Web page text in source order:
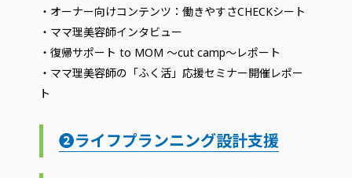
・オーナー向けコンテンツ：働きやすさCHECKシート
・ママ理美容師インタビュー
・復帰サポート to MOM ～cut camp～レポート
・ママ理美容師の「ふく活」応援セミナー開催レポー
ト
❷ライフプランニング設計支援